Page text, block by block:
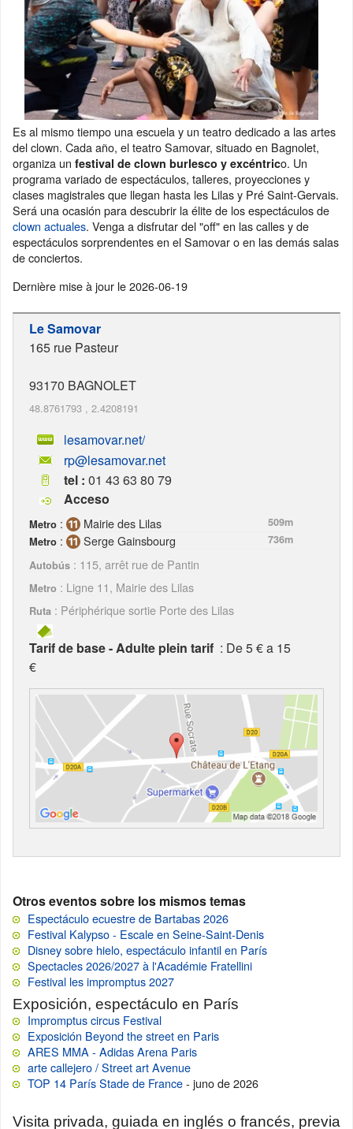
Es al mismo tiempo una escuela y un teatro dedicado a las artes
del clown. Cada año, el teatro Samovar, situado en Bagnolet,
organiza un festival de clown burlesco y excéntrico. Un
programa variado de espectáculos, talleres, proyecciones y
clases magistrales que llegan hasta les Lilas y Pré Saint-Gervais.
Será una ocasión para descubrir la élite de los espectáculos de
clown actuales. Venga a disfrutar del "off" en las calles y de
espectáculos sorprendentes en el Samovar o en las demás salas
de conciertos.
Dernière mise à jour le2026-06-19
Le Samovar
165 rue Pasteur
93170 BAGNOLET
48.8761793 , 2.4208191
lesamovar.net/
rp@lesamovar.net
tel : 01 43 63 80 79
Acceso
Metro : Mairie des Lilas
509m
Metro : Serge Gainsbourg
736m
Autobús : 115, arrêt rue de Pantin
Metro : Ligne 11, Mairie des Lilas
Ruta : Périphérique sortie Porte des Lilas
Tarif de base - Adulte plein tarif : De 5 € a 15
€
Otros eventos sobre los mismos temas
Espectáculo ecuestre de Bartabas 2026
Festival Kalypso - Escale en Seine-Saint-Denis
Disney sobre hielo, espectáculo infantil en París
Spectacles 2026/2027 à l'Académie Fratellini
Festival les impromptus 2027
Exposición, espectáculo en París
Impromptus circus Festival
Exposición Beyond the street en Paris
ARES MMA - Adidas Arena Paris
arte callejero / Street art Avenue
TOP 14 París Stade de France- juno de 2026
Visita privada, guiada en inglés o francés, previa